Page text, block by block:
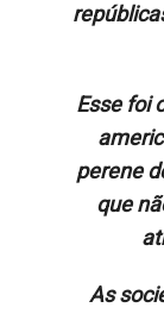
Esse foi
perene
que
As